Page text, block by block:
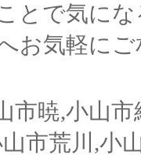
とで気に
お気軽に
市暁,小山
市荒川,小